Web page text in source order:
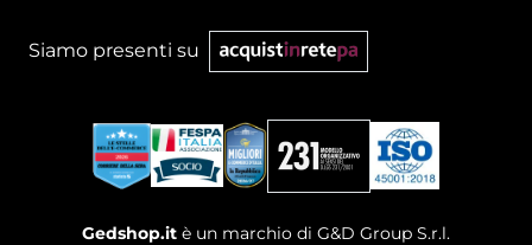
Siamo presenti su
Gedshop.it è un marchio di G&D Group S.r.l.